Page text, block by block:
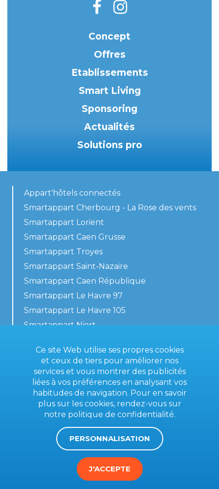
Concept
Offres
Etablissements
Smart Living
Sponsoring
Actualités
Solutions pro
Appart'hôtels connectés
Smartappart Cherbourg - La Rose des vents
Smartappart Lorient
Smartappart Caen Grusse
Smartappart Troyes
Smartappart Saint-Nazaire
Smartappart Caen République
Smartappart Le Havre 97
Smartappart Le Havre 105
Smartappart Niort
Contactez-nous
Conditions générales
Mentions légales
Ce site Web utilise ses propres cookies
et ceux de tiers pour améliorer nos
services et vous montrer des publicités
liées à vos préférences en analysant vos
habitudes de navigation. Pour en savoir
plus sur les cookies, rendez-vous sur
notre politique de confidentialité.
PERSONNALISATION
J'ACCEPTE